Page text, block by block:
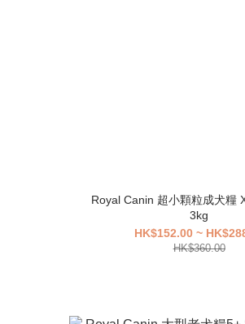
Royal Canin 超小顆粒成犬糧
3kg
HK$152.00 ~
HK$360.00